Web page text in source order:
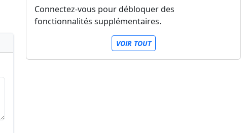
Connectez-vous pour débloquer des
fonctionnalités supplémentaires.
VOIR TOUT